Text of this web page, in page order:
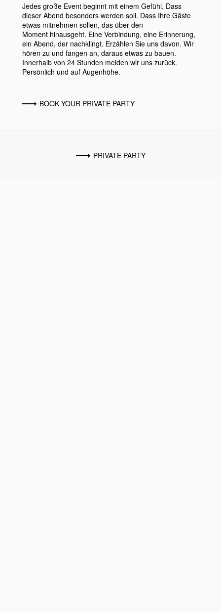
Jedes große Event beginnt mit einem Gefühl. Dass
dieser Abend besonders werden soll. Dass Ihre Gäste
etwas mitnehmen sollen, das über den
Moment hinausgeht. Eine Verbindung, eine Erinnerung,
ein Abend, der nachklingt. Erzählen Sie uns davon. Wir
hören zu und fangen an, daraus etwas zu bauen.
Innerhalb von 24 Stunden melden wir uns zurück.
Persönlich und auf Augenhöhe.
BOOK YOUR PRIVATE PARTY
PRIVATE PARTY